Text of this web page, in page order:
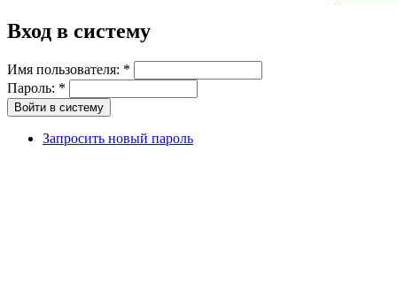
Вход в систему
Имя пользователя: *
Пароль: *
Запросить новый пароль